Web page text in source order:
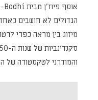
הגדולים לא חושבים
מיזוג בין מראה כפרי
והמודרני לטקסטורה של